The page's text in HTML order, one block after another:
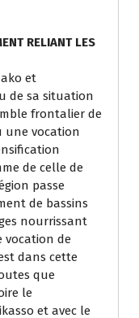
RELIANT LES
et
de sa situation
frontalier de
une vocation
de celle de
passe
de bassins
nourrissant
vocation de
dans cette
que
le
et avec le